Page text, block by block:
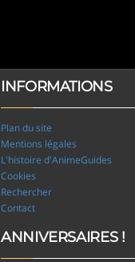
INFORMATIONS
Plan du site
Mentions légales
L'histoire d'AnimeGuides
Cookies
Rechercher
Contact
ANNIVERSAIRES !